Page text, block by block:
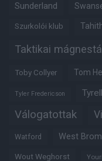
Sunderland
Szurkolói klub
Taktikai
Toby Collyer Tom
Tyler Fredericson
Válogatottak
Watford West Brom
Wout Weghorst